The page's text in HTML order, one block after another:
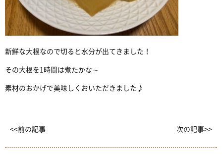
新鮮な大根なので切ると水分が出てきました！
その大根を1時間は煮たかな～
素材のおかげで美味しくおいただきました♪
<<前の記事 次の記事>>